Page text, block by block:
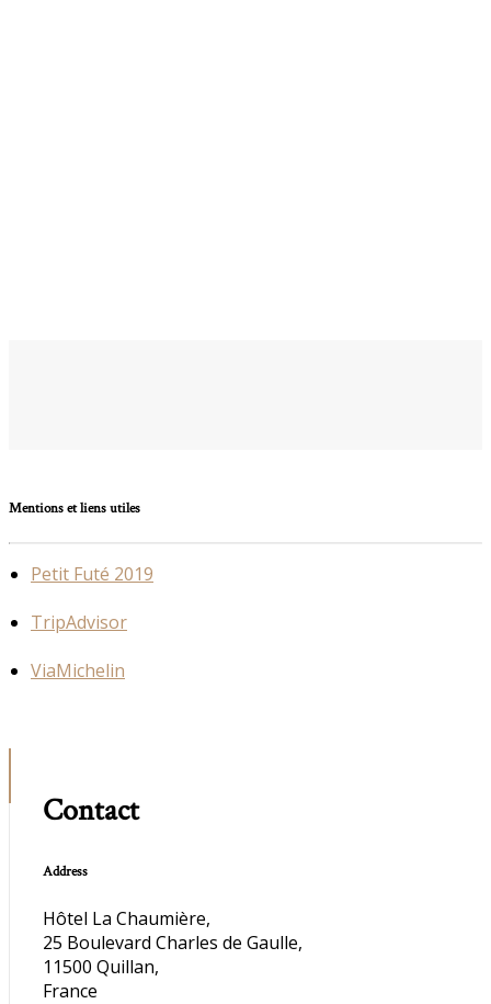
Mentions et liens utiles
Petit Futé 2019
TripAdvisor
ViaMichelin
Contact
Address
Hôtel La Chaumière,
25 Boulevard Charles de Gaulle,
11500 Quillan,
France